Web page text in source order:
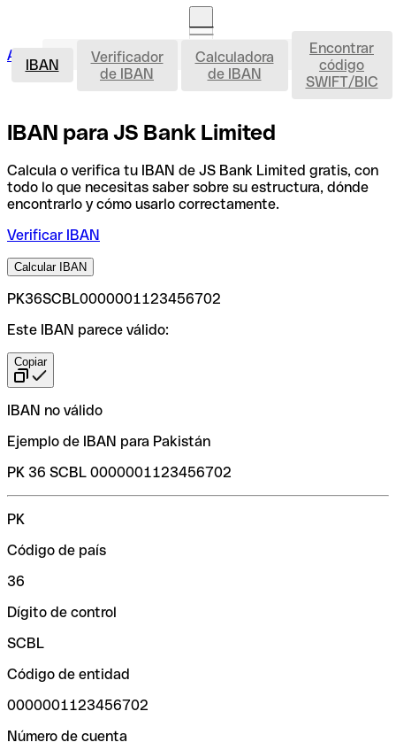
Acceso clientesAbrir cuenta IBAN
IBAN
Verificador
de IBAN
Calculadora
de IBAN
Encontrar
código
SWIFT/BIC
IBAN para JS Bank Limited
Calcula o verifica tu IBAN de JS Bank Limited gratis, con
todo lo que necesitas saber sobre su estructura, dónde
encontrarlo y cómo usarlo correctamente.
Verificar IBAN
Calcular IBAN
PK36SCBL0000001123456702
Este IBAN parece válido:
Copiar
IBAN no válido
Ejemplo de IBAN para Pakistán
PK 36 SCBL 0000001123456702
PK
Código de país
36
Dígito de control
SCBL
Código de entidad
0000001123456702
Número de cuenta